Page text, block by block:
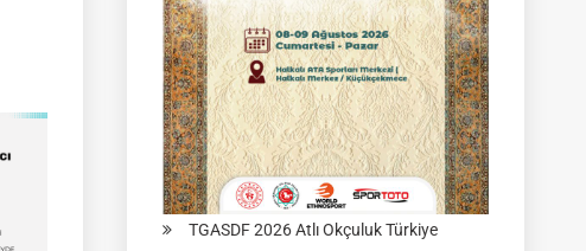
Ağustos
2026
|
Ulupamir-
Erciş/VAN
TGASDF 2026 Atlı Okçuluk Türkiye